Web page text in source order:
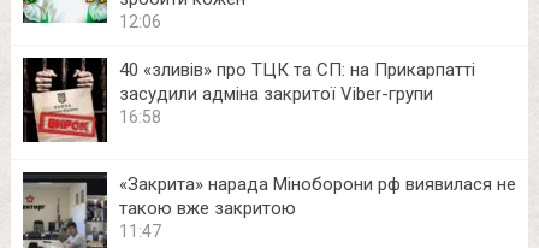
12:06
40 «зливів» про ТЦК та СП: на Прикарпатті
засудили адміна закритої Viber-групи
16:58
«Закрита» нарада Міноборони рф виявилася не
такою вже закритою
11:47